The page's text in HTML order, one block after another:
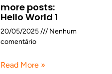
more posts:
Hello World 1
20/05/2025
Nenhum
comentário
Read More »